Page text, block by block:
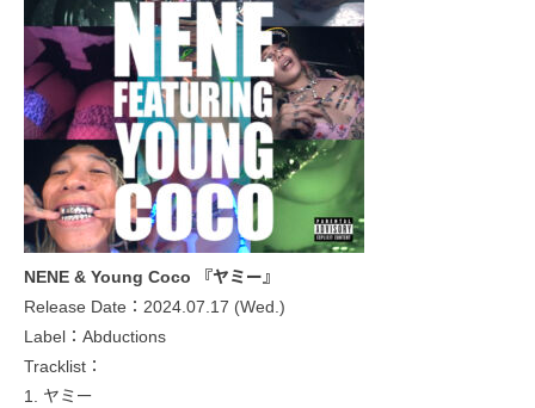
NENE & Young Coco 『ヤミー』
Release Date：2024.07.17 (Wed.)
Label：Abductions
Tracklist：
1. ヤミー